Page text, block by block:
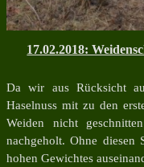
17.02.2018:
Da wir aus Rücksicht
Haselnuss mit zu den
Weiden nicht
nachgeholt. Ohne diesen
hohen Gewichtes